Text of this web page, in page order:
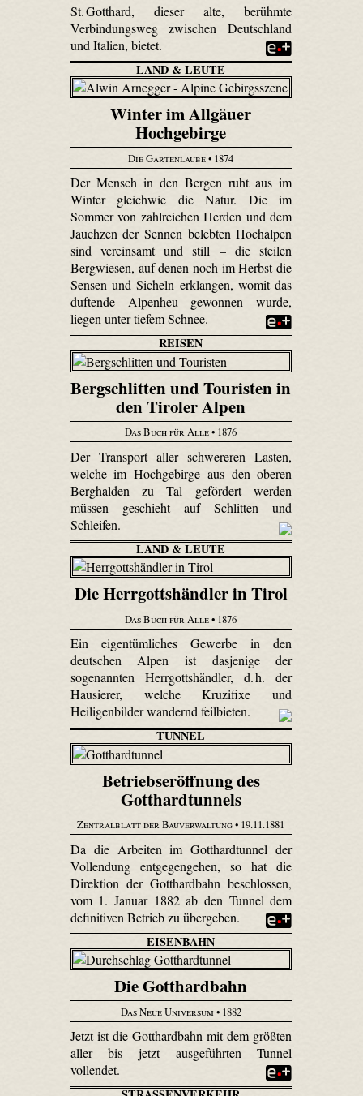
St. Gotthard, dieser alte, berühmte
Verbindungsweg zwischen Deutschland
und Italien, bietet.
LAND & LEUTE
Winter im Allgäuer
Hochgebirge
Die Gartenlaube• 1874
Der Mensch in den Bergen ruht aus im
Winter gleichwie die Natur. Die im
Sommer von zahlreichen Herden und dem
Jauchzen der Sennen belebten Hochalpen
sind vereinsamt und still – die steilen
Bergwiesen, auf denen noch im Herbst die
Sensen und Sicheln erklangen, womit das
duftende Alpenheu gewonnen wurde,
liegen unter tiefem Schnee.
REISEN
Bergschlitten und Touristen in
den Tiroler Alpen
Das Buch für Alle• 1876
Der Transport aller schwereren Lasten,
welche im Hochgebirge aus den oberen
Berghalden zu Tal gefördert werden
müssen geschieht auf Schlitten und
Schleifen.
LAND & LEUTE
Die Herrgottshändler in Tirol
Das Buch für Alle• 1876
Ein eigentümliches Gewerbe in den
deutschen Alpen ist dasjenige der
sogenannten Herrgottshändler, d. h. der
Hausierer, welche Kruzifixe und
Heiligenbilder wandernd feilbieten.
TUNNEL
Betriebseröffnung des
Gotthardtunnels
Zentralblatt der Bauverwaltung• 19.11.1881
Da die Arbeiten im Gotthardtunnel der
Vollendung entgegengehen, so hat die
Direktion der Gotthardbahn beschlossen,
vom 1. Januar 1882 ab den Tunnel dem
definitiven Betrieb zu übergeben.
EISENBAHN
Die Gotthardbahn
Das Neue Universum • 1882
Jetzt ist die Gotthardbahn mit dem größten
aller bis jetzt ausgeführten Tunnel
vollendet.